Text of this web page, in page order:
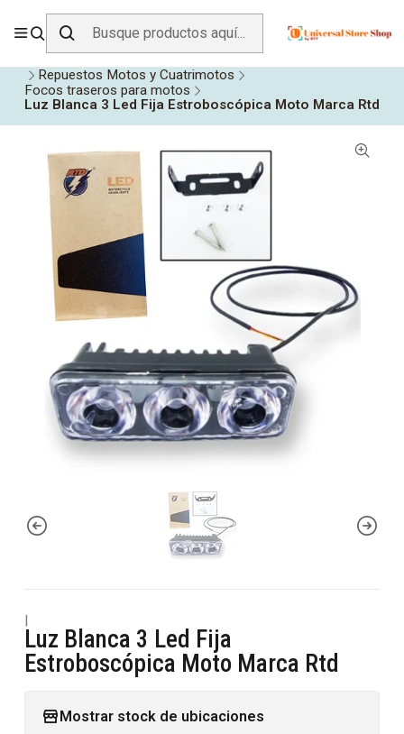
ENVÍO GRATIS SOBRE$19.990EN ZONA CENTRO
Repuestos Motos y Cuatrimotos
Focos traseros para motos
Luz Blanca 3 Led Fija Estroboscópica Moto Marca Rtd
|
Luz Blanca 3 Led Fija
Estroboscópica Moto Marca Rtd
Mostrar stock de ubicaciones